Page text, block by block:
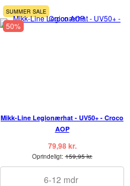
SUMMER SALE
50%
Mikk-Line Legionærhat - UV50+ - Croco
AOP
79,98 kr.
Oprindeligt:159,95 kr.
6-12 mdr